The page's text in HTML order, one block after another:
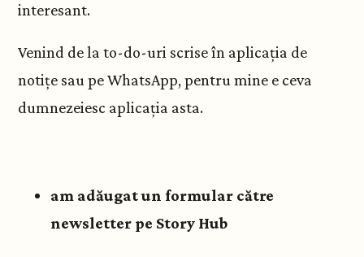
interesant.
Venind de la to-do-uri scrise în aplicația de
notițe sau pe WhatsApp, pentru mine e ceva
dumnezeiesc aplicația asta.
am adăugat un formular către
newsletter pe Story Hub